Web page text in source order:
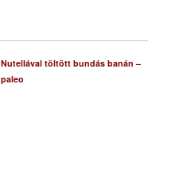
Nutellával töltött bundás banán –
paleo